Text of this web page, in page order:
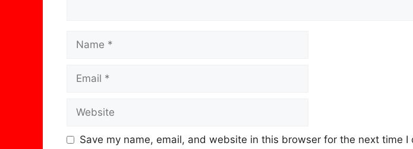
Name
Email
Website
Save my name, email, and website in this browser for the next time I